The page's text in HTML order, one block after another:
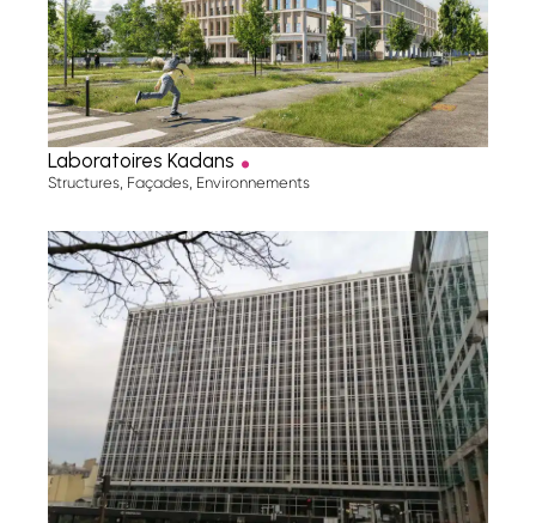
Laboratoires Kadans .
Structures, Façades, Environnements